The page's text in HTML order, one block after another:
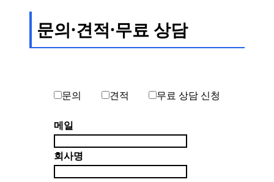
문의·견적·무료 상담